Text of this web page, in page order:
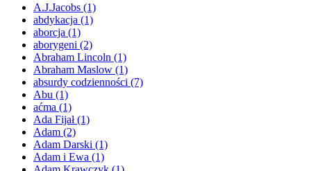
A.J.Jacobs (1)
abdykacja (1)
aborcja (1)
aborygeni (2)
Abraham Lincoln (1)
Abraham Maslow (1)
absurdy codzienności (7)
Abu (1)
aćma (1)
Ada Fijał(1)
Adam (2)
Adam Darski (1)
Adam i Ewa (1)